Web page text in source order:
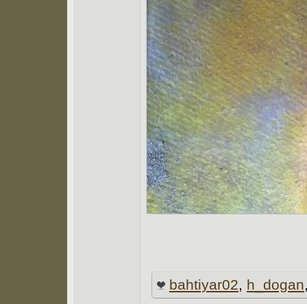
bahtiyar02, h_dogan